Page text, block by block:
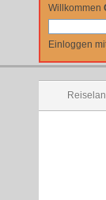
Willkommen
Einloggen